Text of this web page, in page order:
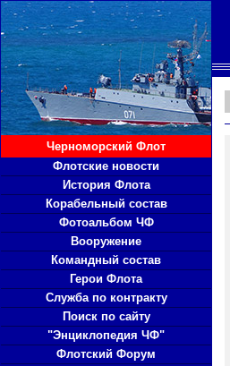
Черноморский Флот
Флотские новости
История Флота
Корабельный состав
Фотоальбом ЧФ
Вооружение
Командный состав
Герои Флота
Служба по контракту
Поиск по сайту
"Энциклопедия ЧФ"
Флотский Форум